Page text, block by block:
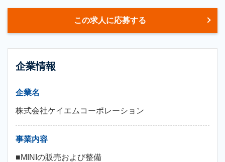
この求人に応募する
企業情報
企業名
株式会社ケイエムコーポレーション
事業内容
■MINIの販売および整備